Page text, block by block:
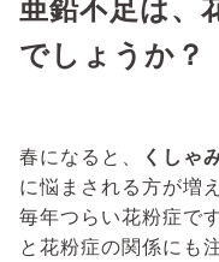
亜鉛不足は、
でしょうか？
春になると、
くしゃ
に悩まされる方が増
毎年つらい花粉症で
と花粉症の関係にも